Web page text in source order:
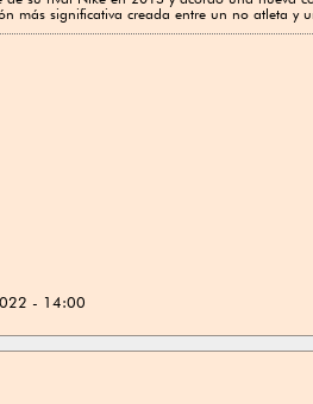
más significativa creada entre un no atleta
- 14:00